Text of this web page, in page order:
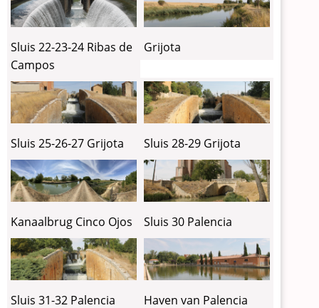
Sluis 22-23-24 Ribas de
Campos
Grijota
Sluis 25-26-27 Grijota Sluis 28-29 Grijota
Kanaalbrug Cinco Ojos Sluis 30 Palencia
Sluis 31-32 Palencia Haven van Palencia